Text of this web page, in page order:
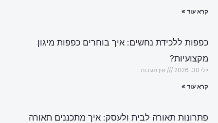
קרא עוד »
כפפות ללכידת נחשים: איך בוחרים כפפות מיגון
מקצועיות?
יולי 30, 2026 אין תגובות
קרא עוד »
פתרונות תאורה לבית ולעסק: איך מתכננים תאורה